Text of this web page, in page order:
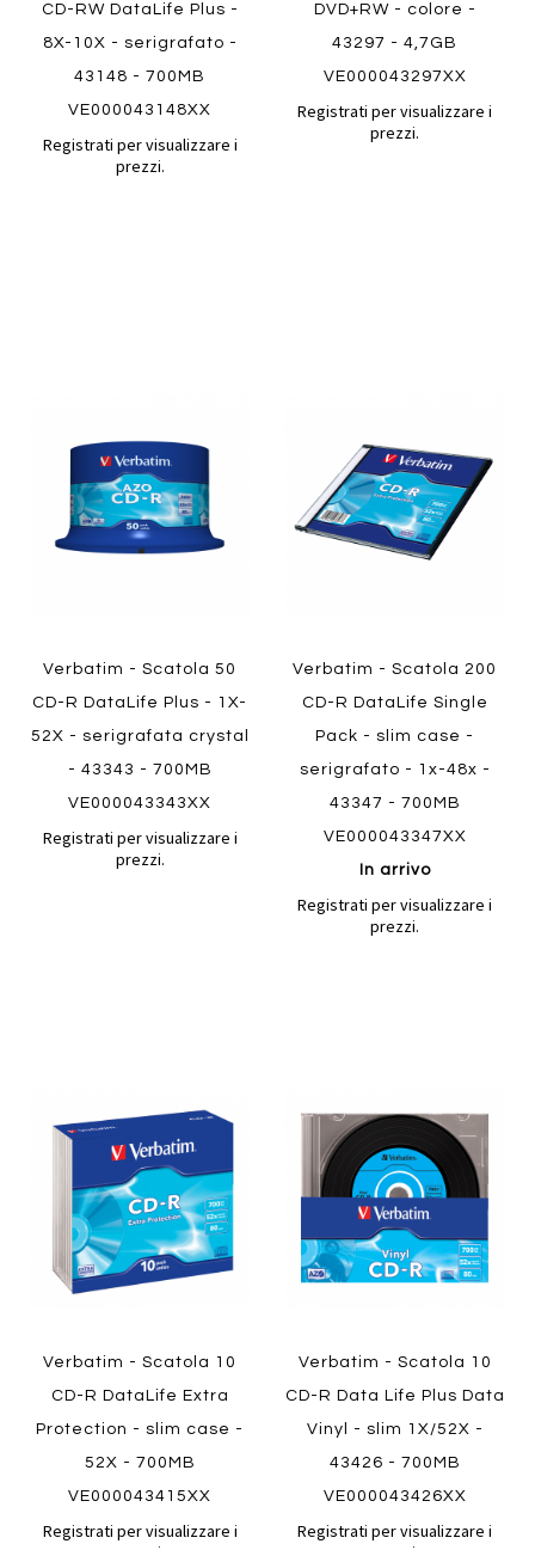
CD-RW DataLife Plus -
8X-10X - serigrafato -
43148 - 700MB
VE000043148XX
Registrati per visualizzare i
prezzi.
Quickview
DVD+RW - colore -
43297 - 4,7GB
VE000043297XX
Registrati per visualizzare i
prezzi.
Quickview
Verbatim - Scatola 50
CD-R DataLife Plus - 1X-
52X - serigrafata crystal
- 43343 - 700MB
VE000043343XX
Registrati per visualizzare i
prezzi.
Quickview
preferiti
Verbatim - Scatola 200
CD-R DataLife Single
Pack - slim case -
serigrafato - 1x-48x -
43347 - 700MB
VE000043347XX
In arrivo
Registrati per visualizzare i
prezzi.
Quickview
Verbatim - Scatola 10
CD-R DataLife Extra
Protection - slim case -
52X - 700MB
VE000043415XX
Registrati per visualizzare i
Aggiungi
preferiti
Verbatim - Scatola 10
CD-R Data Life Plus Data
Vinyl - slim 1X/52X -
43426 - 700MB
VE000043426XX
Registrati per visualizzare i